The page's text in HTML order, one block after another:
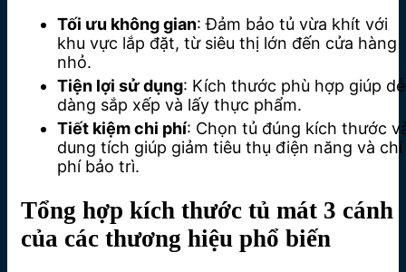
Tối ưu không gian: Đảm bảo tủ vừa khít với
khu vực lắp đặt, từ siêu thị lớn đến cửa hàng
nhỏ.
Tiện lợi sử dụng: Kích thước phù hợp giúp dễ
dàng sắp xếp và lấy thực phẩm.
Tiết kiệm chi phí: Chọn tủ đúng kích thước
dung tích giúp giảm tiêu thụ điện năng và chi
phí bảo trì.
Tổng hợp kích thước tủ mát 3 cánh
của các thương hiệu phổ biến